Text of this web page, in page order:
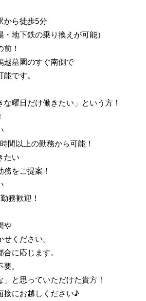
から徒歩5分
・地下鉄の乗り換えが可能）
！
越墓園のすぐ南側で
です。
な曜日だけ働きたい」という方！
以上の勤務から可能！
たい
をご提案！
務歓迎！
や
ください。
に応じます。
。
」と思っていただけた貴方！
接にお越しください♪